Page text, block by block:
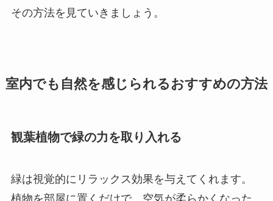
その方法を見ていきましょう。
室内でも自然を感じられるおすすめの方法
観葉植物で緑の力を取り入れる
緑は視覚的にリラックス効果を与えてくれます。